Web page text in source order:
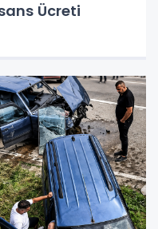
Ücreti